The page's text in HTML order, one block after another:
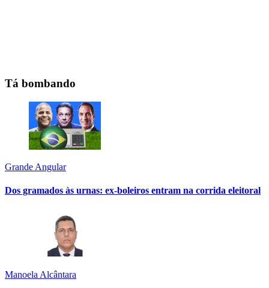
Tá bombando
Grande Angular
Dos gramados às urnas: ex-boleiros entram na corrida eleitoral
Manoela Alcântara